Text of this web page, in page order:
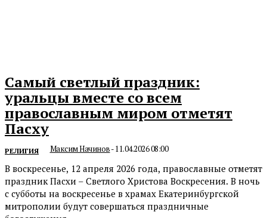
Самый светлый праздник:
уральцы вместе со всем
православным миром отметят
Пасху
РЕЛИГИЯ Максим Начинов-11.04.2026 08:00
В воскресенье, 12 апреля 2026 года, православные отметят
праздник Пасхи – Светлого Христова Воскресения. В ночь
с субботы на воскресенье в храмах Екатеринбургской
митрополии будут совершаться праздничные